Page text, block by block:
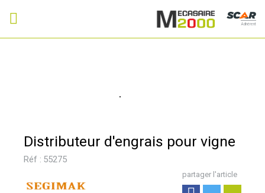
Adhérent
Distributeur d'engrais pour vigne
Réf : 55275
partager l'article